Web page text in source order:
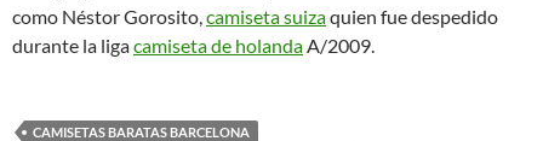
como Néstor Gorosito,camiseta suizaquien fue despedido
durante la ligacamiseta de holandaA/2009.
CAMISETAS BARATAS BARCELONA